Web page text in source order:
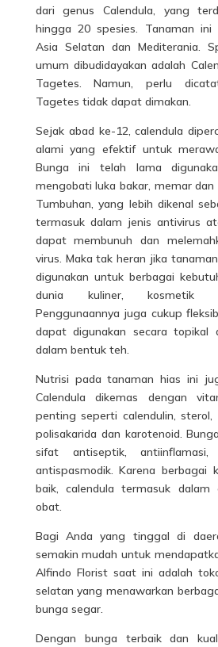
dari genus Calendula, yang
hingga 20 spesies. Tanaman ini
Asia Selatan dan Mediterania.
umum dibudidayakan adalah
Tagetes. Namun, perlu
Tagetes tidak dapat dimakan.
Sejak abad ke-12, calendula
alami yang efektif untuk
Bunga ini telah lama
mengobati luka bakar, memar dan
Tumbuhan, yang lebih dikenal
termasuk dalam jenis antivirus
dapat membunuh dan
virus. Maka tak heran jika
digunakan untuk berbagai
dunia kuliner, kosmetik
Penggunaannya juga cukup
dapat digunakan secara topikal
dalam bentuk teh.
Nutrisi pada tanaman hias ini
Calendula dikemas dengan
penting seperti calendulin,
polisakarida dan karotenoid.
sifat antiseptik, antiinflamasi,
antispasmodik. Karena berbagai
baik, calendula termasuk dalam
obat.
Bagi Anda yang tinggal di
semakin mudah untuk
Alfindo Florist saat ini adalah
selatan yang menawarkan
bunga segar.
Dengan bunga terbaik dan